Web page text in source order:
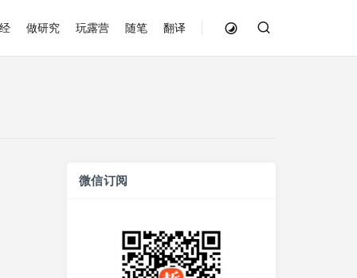
做研究 玩露营 随笔 翻译
微信订阅